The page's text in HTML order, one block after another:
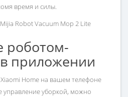
время и силы.
роботом-
приложении
Home на вашем телефоне
управление уборкой, можно